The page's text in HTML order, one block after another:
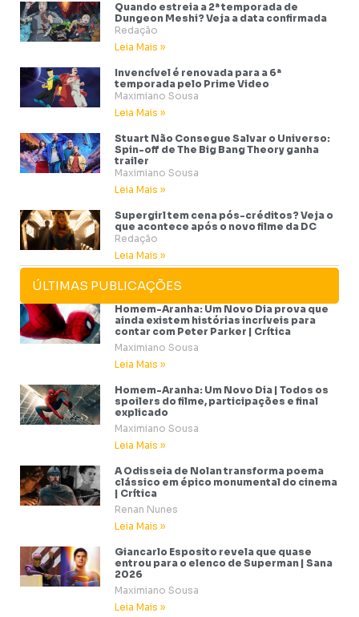
Quando estreia a 2ª temporada de
Dungeon Meshi? Veja a data confirmada
Redação
Leia Mais »
Invencível é renovada para a 6ª
temporada pelo Prime Video
Maximiano Sousa
Leia Mais »
Stuart Não Consegue Salvar o Universo:
Spin-off de The Big Bang Theory ganha
trailer
Maximiano Sousa
Leia Mais »
Supergirl tem cena pós-créditos? Veja o
que acontece após o novo filme da DC
Redação
Leia Mais »
ÚLTIMAS PUBLICAÇÕES
Homem-Aranha: Um Novo Dia prova que
ainda existem histórias incríveis para
contar com Peter Parker | Crítica
Maximiano Sousa
Leia Mais »
Homem-Aranha: Um Novo Dia | Todos os
spoilers do filme, participações e final
explicado
Maximiano Sousa
Leia Mais »
A Odisseia de Nolan transforma poema
clássico em épico monumental do cinema
| Crítica
Renan Nunes
Leia Mais »
Giancarlo Esposito revela que quase
entrou para o elenco de Superman | Sana
2026
Maximiano Sousa
Leia Mais »